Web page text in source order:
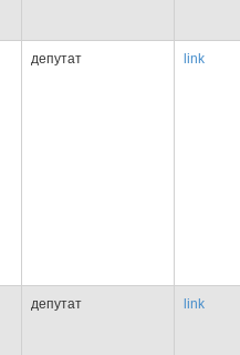
депутат link
депутат link